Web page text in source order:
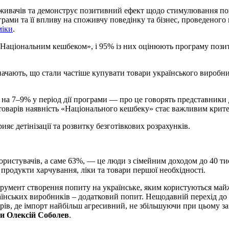
та демонструє позитивний ефект щодо стимулювання
та її впливу на споживчу поведінку та бізнес,
.
кешбеком», і 95% із них оцінюють програму
що стали частіше купувати товари українського
на 7–9% у період дії програми — про це говорять
наявність «Національного кешбеку» стає важливим
та розвитку безготівкових розрахунків.
а саме 63%, — це люди з сімейним доходом до 40
харчування, ліки та товари першої необхідності.
створення попиту на українське, яким користуються
виробників – додатковий попит. Нещодавній перехід
де імпорт найбільш агресивний, не збільшуючи при цьому
Олексій Соболев.